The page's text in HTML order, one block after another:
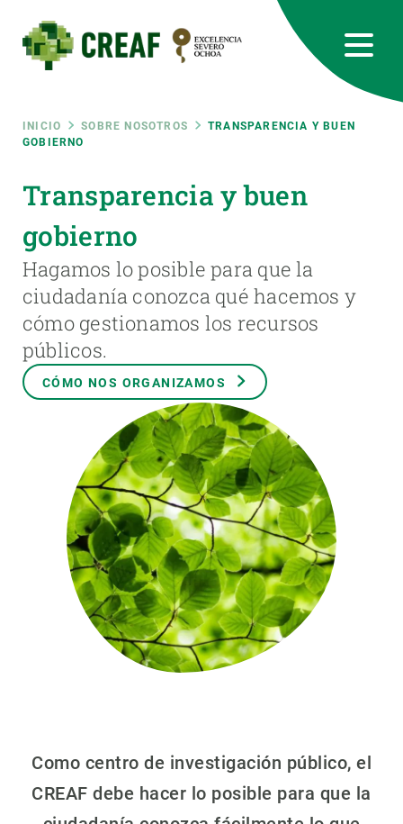
contenido
principal
Ruta
de
navegación
INICIO SOBRE NOSOTROS
TRANSPARENCIA Y BUEN
GOBIERNO
Transparencia y buen
gobierno
Hagamos lo posible para que la
ciudadanía conozca qué hacemos y
cómo gestionamos los recursos
públicos.
CÓMO NOS ORGANIZAMOS
Como centro de investigación público, el
CREAF debe hacer lo posible para que la
RRSS
Featured
responsive
Responsive
menu
SOBRE NOSOTROS
INVESTIGACIÓN
CIENCIA EN ACCIÓN
ÚNETE A NOSOTROS
NOTICIAS Y AGENDA